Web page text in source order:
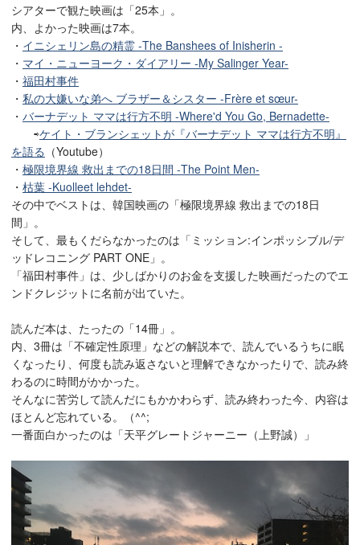
シアターで観た映画は「25本」。
内、よかった映画は7本。
・ イニシェリン島の精霊 -The Banshees of Inisherin -
・ マイ・ニューヨーク・ダイアリー -My Salinger Year-
・ 福田村事件
・ 私の大嫌いな弟へ ブラザー＆シスター -Frère et sœur-
・ バーナデット ママは行方不明 -Where'd You Go, Bernadette-
⇨ケイト・ブランシェットが『バーナデット ママは行方不明』
を語る （Youtube）
・ 極限境界線 救出までの18日間 -The Point Men-
・ 枯葉 -Kuolleet lehdet-
その中でベストは、韓国映画の「極限境界線 救出までの18日
間」。
そして、最もくだらなかったのは「ミッション:インポッシブル/デ
ッドレコニング PART ONE」。
「福田村事件」は、少しばかりのお金を支援した映画だったのでエ
ンドクレジットに名前が出ていた。
読んだ本は、たったの「14冊」。
内、3冊は「不確定性原理」などの解説本で、読んでいるうちに眠
くなったり、何度も読み返さないと理解できなかったりで、読み終
わるのに時間がかかった。
そんなに苦労して読んだにもかかわらず、読み終わった今、内容は
ほとんど忘れている。（^^;
一番面白かったのは「天平グレートジャーニー（上野誠）」